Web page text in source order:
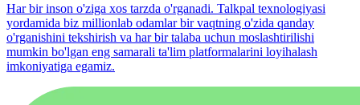
Har bir inson o'ziga xos tarzda o'rganadi. Talkpal texnologiyasi
yordamida biz millionlab odamlar bir vaqtning o'zida qanday
o'rganishini tekshirish va har bir talaba uchun moslashtirilishi
mumkin bo'lgan eng samarali ta'lim platformalarini loyihalash
imkoniyatiga egamiz.